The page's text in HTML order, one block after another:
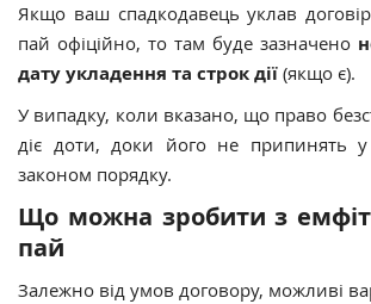
Якщо ваш спадкодавець уклав
пай офіційно, то там буде зазначено
дату укладення та строк дії (якщо є).
У випадку, коли вказано, що право
діє доти, доки його не припинять у
законом порядку.
Що можна зробити з
пай
Залежно від умов договору, можливі